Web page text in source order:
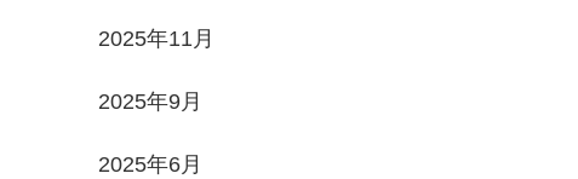
2025年11月
2025年9月
2025年6月